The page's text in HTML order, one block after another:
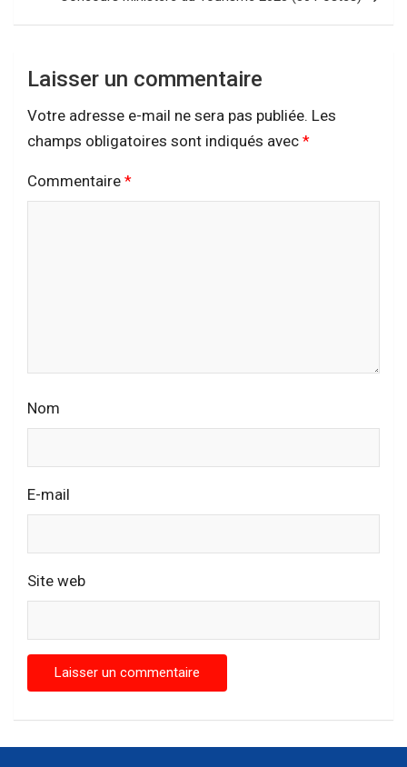
Laisser un commentaire
Votre adresse e-mail ne sera pas publiée. Les
champs obligatoires sont indiqués avec *
Commentaire *
Nom
E-mail
Site web